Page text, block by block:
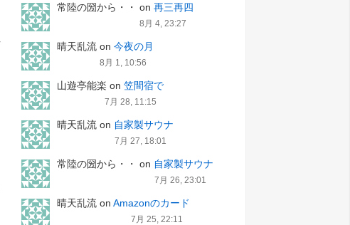
常陸の圀から・・ on 再三再四
8月 4, 23:27
晴天乱流 on 今夜の月
8月 1, 10:56
山遊亭能楽 on 笠間宿で
7月 28, 11:15
晴天乱流 on 自家製サウナ
7月 27, 18:01
常陸の圀から・・ on 自家製サウナ
7月 26, 23:01
晴天乱流 on Amazonのカード
7月 25, 22:11